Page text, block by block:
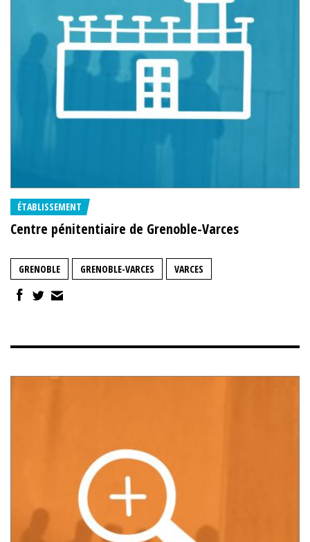
ÉTABLISSEMENT
Centre pénitentiaire de Grenoble-Varces
GRENOBLE GRENOBLE-VARCES VARCES